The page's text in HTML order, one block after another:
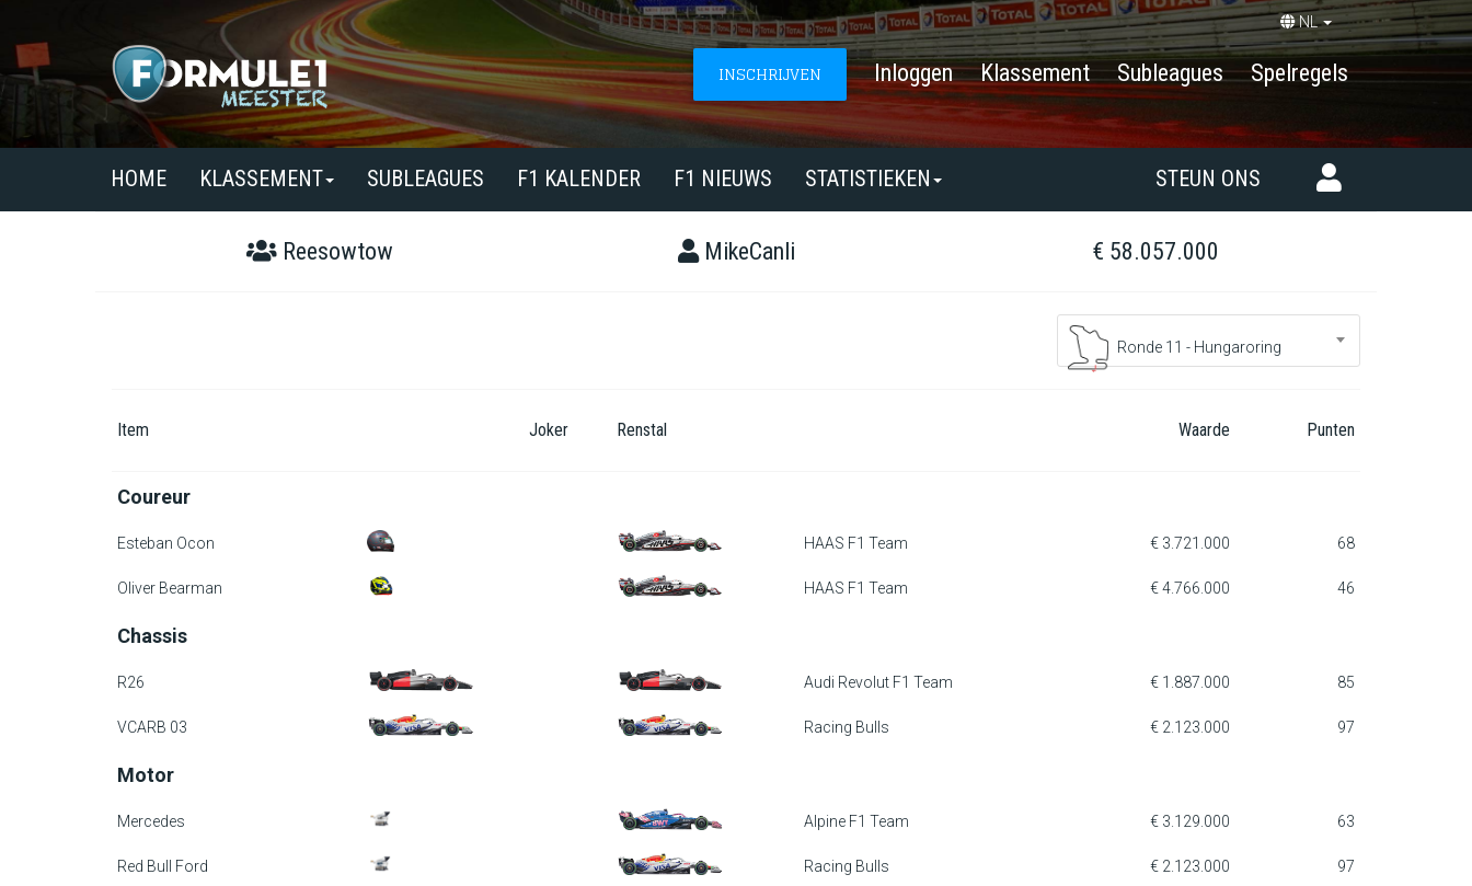
NL
INSCHRIJVEN Inloggen Klassement Subleagues Spelregels
HOME KLASSEMENT SUBLEAGUES F1 KALENDER F1 NIEUWS STATISTIEKEN STEUN ONS
Reesowtow MikeCanli € 58.057.000
Ronde 11 - Hungaroring
Item Joker Renstal Waarde Punten
Coureur
Esteban Ocon HAAS F1 Team € 3.721.000 68
Oliver Bearman HAAS F1 Team € 4.766.000 46
Chassis
R26 Audi Revolut F1 Team € 1.887.000 85
VCARB 03 Racing Bulls € 2.123.000 97
Motor
Mercedes Alpine F1 Team € 3.129.000 63
Red Bull Ford Racing Bulls € 2.123.000 97